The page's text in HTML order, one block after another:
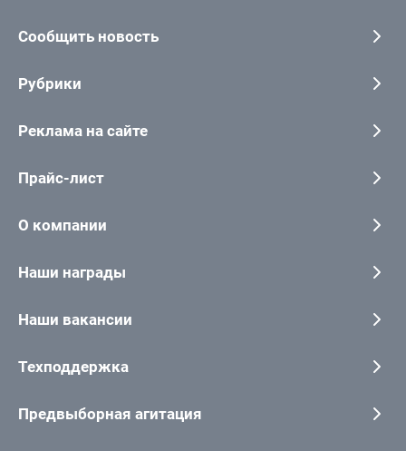
Сообщить новость
Рубрики
Реклама на сайте
Прайс-лист
О компании
Наши награды
Наши вакансии
Техподдержка
Предвыборная агитация